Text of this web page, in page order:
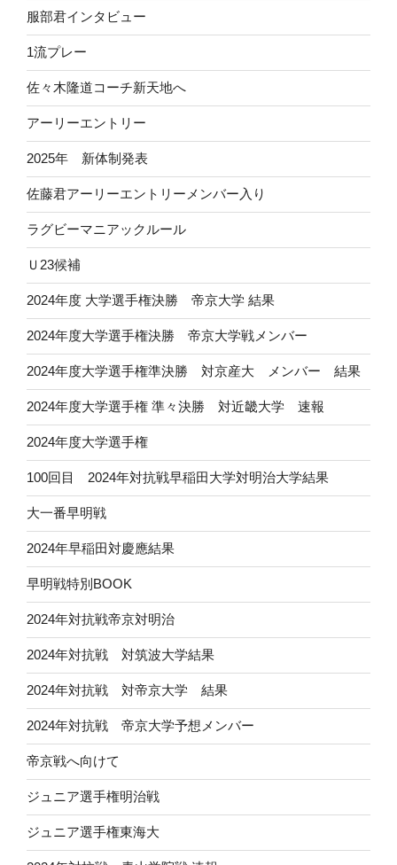
服部君インタビュー
1流プレー
佐々木隆道コーチ新天地へ
アーリーエントリー
2025年 新体制発表
佐藤君アーリーエントリーメンバー入り
ラグビーマニアックルール
Ｕ23候補
2024年度 大学選手権決勝 帝京大学 結果
2024年度大学選手権決勝 帝京大学戦メンバー
2024年度大学選手権準決勝 対京産大 メンバー 結果
2024年度大学選手権 準々決勝 対近畿大学 速報
2024年度大学選手権
100回目 2024年対抗戦早稲田大学対明治大学結果
大一番早明戦
2024年早稲田対慶應結果
早明戦特別BOOK
2024年対抗戦帝京対明治
2024年対抗戦 対筑波大学結果
2024年対抗戦 対帝京大学 結果
2024年対抗戦 帝京大学予想メンバー
帝京戦へ向けて
ジュニア選手権明治戦
ジュニア選手権東海大